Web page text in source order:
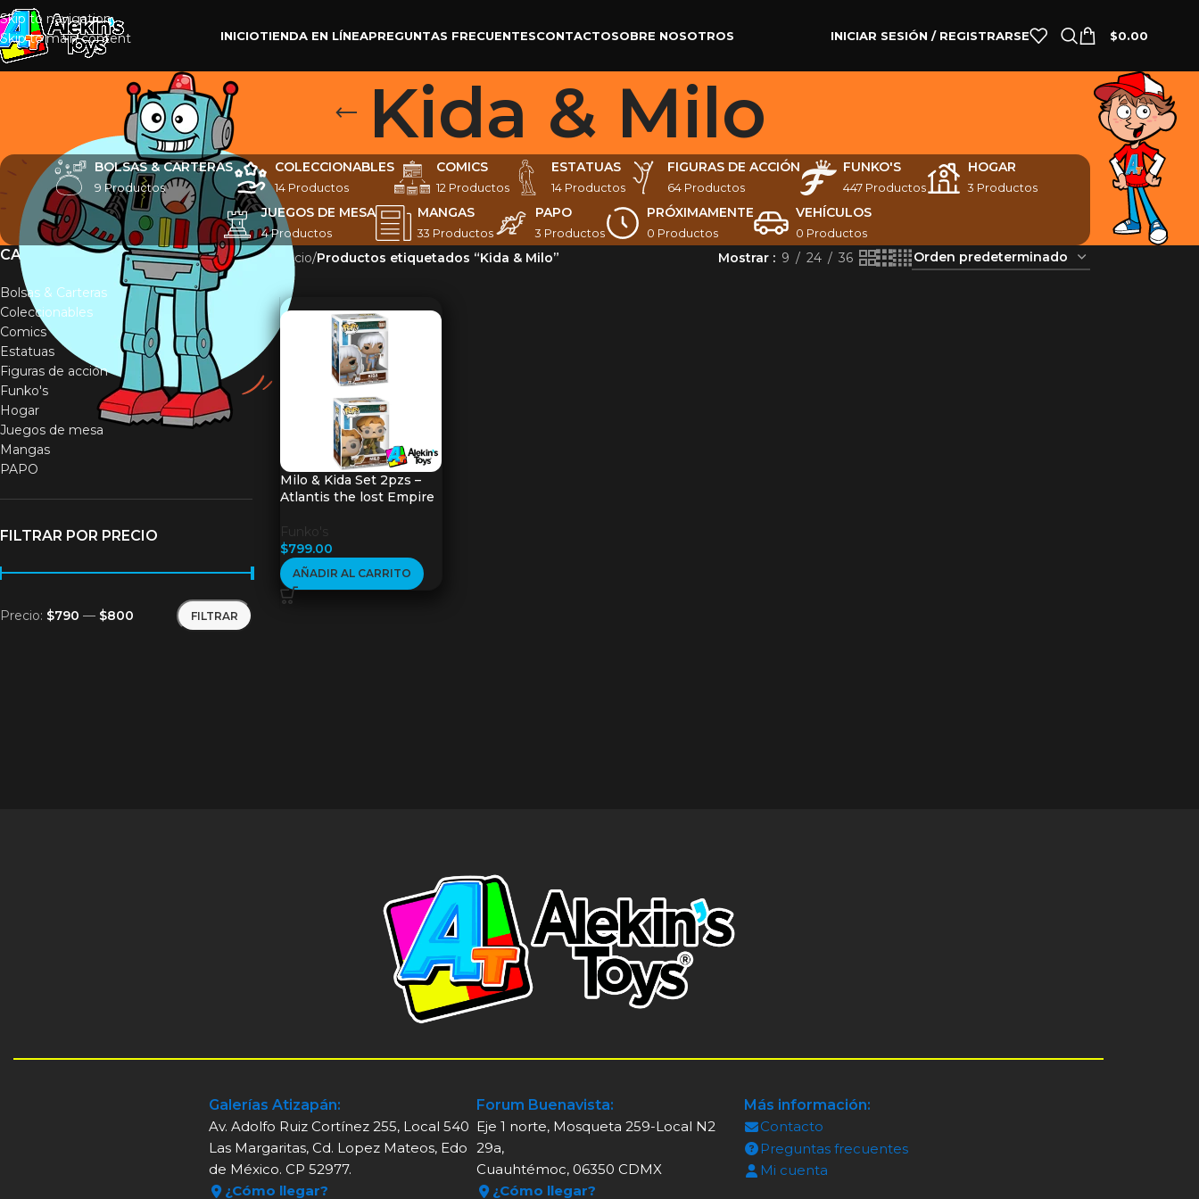
Skip to navigation
Skip to main content
INICIOTIENDA EN LÍNEAPREGUNTAS FRECUENTESCONTACTOSOBRE NOSOTROS INICIAR SESIÓN / REGISTRARSE $0.00
Kida & Milo
BOLSAS & CARTERAS
9 Productos
COLECCIONABLES
14 Productos
COMICS
12 Productos
ESTATUAS
14 Productos
FIGURAS DE ACCIÓN
64 Productos
FUNKO'S
447 Productos
HOGAR
3 Productos
JUEGOS DE MESA
4 Productos
MANGAS
33 Productos
PAPO
3 Productos
PRÓXIMAMENTE
0 Productos
VEHÍCULOS
0 Productos
CATEGORÍAS
Bolsas & Carteras
Coleccionables
Comics
Estatuas
Figuras de acción
Funko's
Hogar
Juegos de mesa
Mangas
PAPO
FILTRAR POR PRECIO
FILTRAR
Precio: $790 — $800
Inicio/Productos etiquetados “Kida & Milo” Mostrar 9 24 36
Milo & Kida Set 2pzs –
Atlantis the lost Empire
Funko's
$799.00
AÑADIR AL CARRITO
Galerías Atizapán:
Av. Adolfo Ruiz Cortínez 255, Local 540
Las Margaritas, Cd. Lopez Mateos, Edo
de México. CP 52977.
¿Cómo llegar?
Forum Buenavista:
Eje 1 norte, Mosqueta 259-Local N2
29a,
Cuauhtémoc, 06350 CDMX
¿Cómo llegar?
Más información:
Contacto
Preguntas frecuentes
Mi cuenta